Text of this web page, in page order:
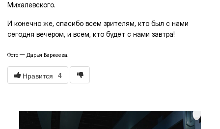
Михалевского.
И конечно же, спасибо всем зрителям, кто был с нами
сегодня вечером, и всем, кто будет с нами завтра!
Фото — Дарья Баркеева.
Нравится 4